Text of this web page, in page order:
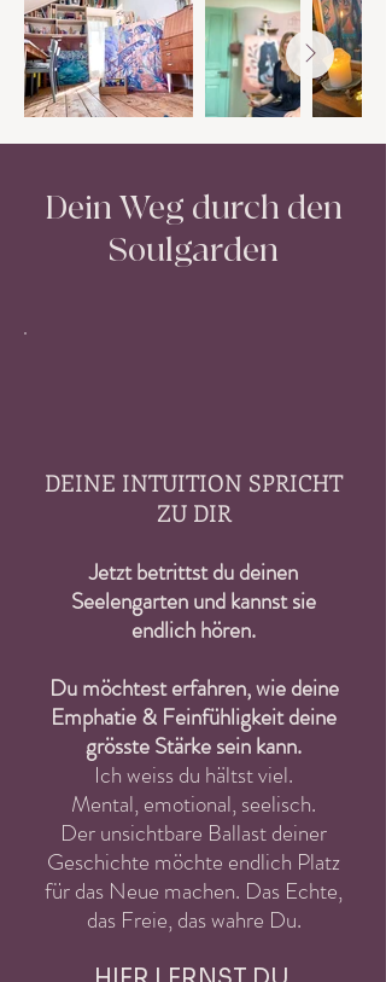
Dein Weg durch den
Soulgarden
DEINE INTUITION SPRICHT
ZU DIR
Jetzt betrittst du deinen
Seelengartenund kannst sie
endlich hören.
Du möchtest erfahren, wie deine
Emphatie & Feinfühligkeit deine
grösste Stärke sein kann.
Ich weiss du hältst viel.
Mental, emotional, seelisch.
Der unsichtbare Ballast deiner
Geschichte möchte endlich Platz
für das Neue machen. Das Echte,
das Freie, das wahre Du.